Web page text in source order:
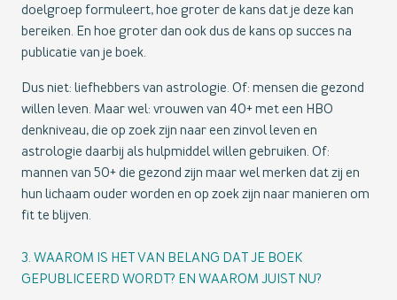
doelgroep formuleert, hoe groter de kans dat je deze kan
bereiken. En hoe groter dan ook dus de kans op succes na
publicatie van je boek.
Dus niet: liefhebbers van astrologie. Of: mensen die gezond
willen leven. Maar wel: vrouwen van 40+ met een HBO
denkniveau, die op zoek zijn naar een zinvol leven en
astrologie daarbij als hulpmiddel willen gebruiken. Of:
mannen van 50+ die gezond zijn maar wel merken dat zij en
hun lichaam ouder worden en op zoek zijn naar manieren om
fit te blijven.
3. WAAROM IS HET VAN BELANG DAT JE BOEK
GEPUBLICEERD WORDT? EN WAAROM JUIST NU?